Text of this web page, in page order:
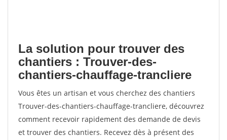
La solution pour trouver des
chantiers : Trouver-des-
chantiers-chauffage-trancliere
Vous êtes un artisan et vous cherchez des chantiers
Trouver-des-chantiers-chauffage-trancliere, découvrez
comment recevoir rapidement des demande de devis
et trouver des chantiers. Recevez dès à présent des